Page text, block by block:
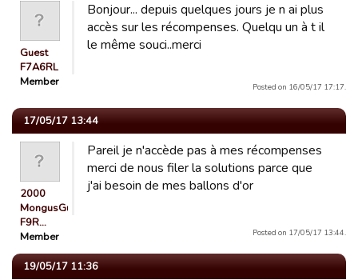
Guest
F7A6RL
Member
Bonjour... depuis quelques jours je n ai plus
accès sur les récompenses. Quelqu un à t il
le même souci..merci
Posted on 16/05/17 17:17.
17/05/17 13:44
2000
MongusGuest
F9R…
Member
Pareil je n'accède pas à mes récompenses
merci de nous filer la solutions parce que
j'ai besoin de mes ballons d'or
Posted on 17/05/17 13:44.
19/05/17 11:36